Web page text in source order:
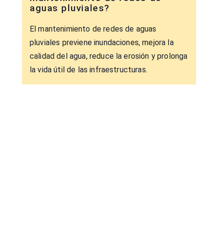
aguas pluviales?
El mantenimiento de redes de aguas
pluviales previene inundaciones, mejora la
calidad del agua, reduce la erosión y prolonga
la vida útil de las infraestructuras.